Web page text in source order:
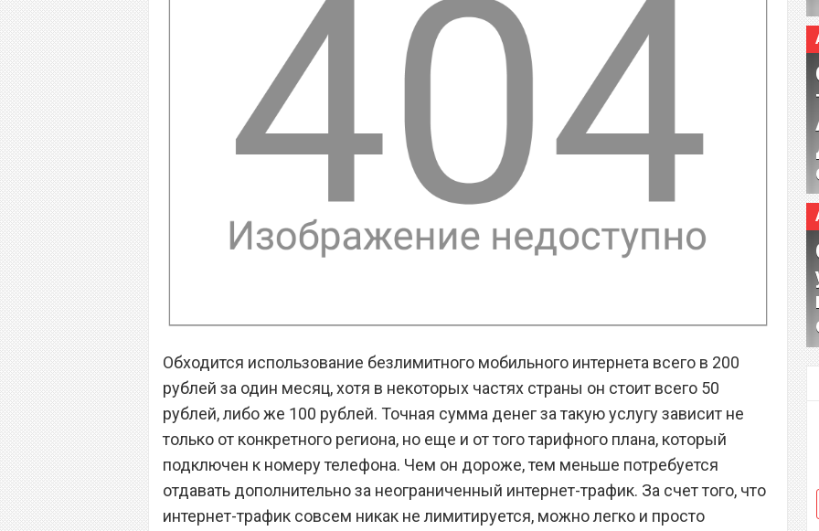
Обходится использование безлимитного мобильного интернета всего в 200
рублей за один месяц, хотя в некоторых частях страны он стоит всего 50
рублей, либо же 100 рублей. Точная сумма денег за такую услугу зависит не
только от конкретного региона, но еще и от того тарифного плана, который
подключен к номеру телефона. Чем он дороже, тем меньше потребуется
отдавать дополнительно за неограниченный интернет-трафик. За счет того, что
интернет-трафик совсем никак не лимитируется, можно легко и просто